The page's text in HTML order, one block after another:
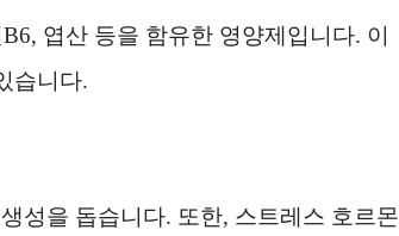
엽산 등을 함유한 영양제입니다. 이
습니다.
성을 돕습니다. 또한, 스트레스 호르몬